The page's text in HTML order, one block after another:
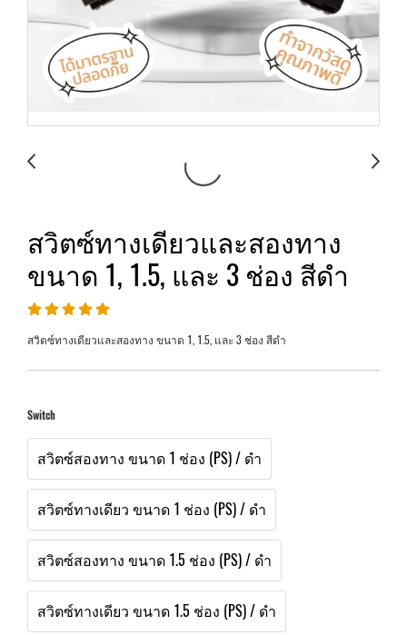
สวิตซ์ทางเดียวและสองทาง
ขนาด 1, 1.5, และ 3 ช่อง สีดำ
สวิตซ์ทางเดียวและสองทาง ขนาด 1, 1.5, และ 3 ช่อง สีดำ
Switch
สวิตซ์สองทาง ขนาด 1 ช่อง (PS) / ดำ
สวิตซ์ทางเดียว ขนาด 1 ช่อง (PS) / ดำ
สวิตซ์สองทาง ขนาด 1.5 ช่อง (PS) / ดำ
สวิตซ์ทางเดียว ขนาด 1.5 ช่อง (PS) / ดำ